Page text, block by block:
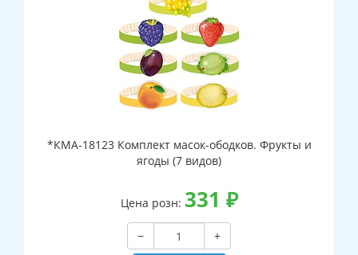
*КМА-18123 Комплект масок-ободков. Фрукты и
ягоды (7 видов)
Цена розн: 331 ₽
−
+